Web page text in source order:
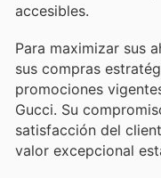
accesibles.
Para maximizar sus
sus compras
promociones
Gucci. Su
satisfacción del
valor excepcional